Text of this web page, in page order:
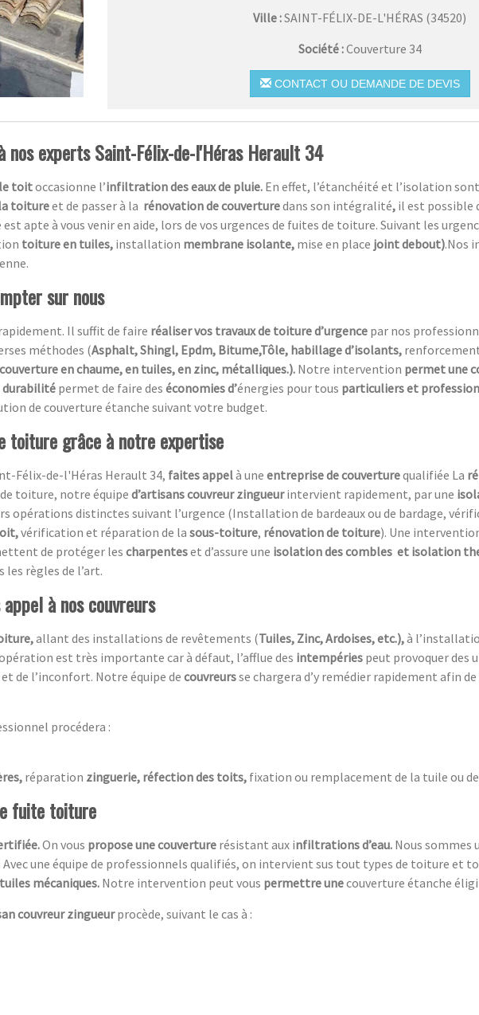
Ville :SAINT-FÉLIX-DE-L'HÉRAS (34520)
Société :Couverture 34
CONTACT OU DEMANDE DE DEVIS
experts Saint-Félix-de-l'Héras Herault 34
le toitoccasionne l’infiltration des eaux de pluie. En effet, l’étanchéité et l’isolation
toitureet de passer à la rénovation de couverturedans son intégralité, il est possible
apte à vous venir en aide, lors de vos urgences de fuites de toiture. Suivant les
toiture en tuiles, installation membrane isolante, mise en place joint debout).Nos
sur nous
Il suffit de faire réaliser vos travaux de toiture d’urgence par nos
méthodes (Asphalt, Shingl, Epdm, Bitume,Tôle, habillage d’isolants,
en chaume, en tuiles, en zinc, métalliques.). Notre intervention permet une
durabilité permet de faire des économies d’énergies pour tous particuliers et
de couverture étanche suivant votre budget.
toiture grâce à notre expertise
Félix-de-l'Héras Herault 34, faites appelà une entreprise de couverturequalifiée La
de toiture, notre équipe d’artisans couvreur zingueurintervient rapidement, par une
opérations distinctes suivant l’urgence (Installation de bardeaux ou de bardage,
vérification et réparation de la sous-toiture, rénovation de toiture). Une
de protéger lescharpenteset d’assure une isolation des combles et isolation
les règles de l’art.
à nos couvreurs
allant des installations de revêtements (Tuiles, Zinc, Ardoises, etc.),à
est très importante car à défaut, l’afflue des intempéries peut provoquer des
de l’inconfort. Notre équipe de couvreursse chargera d’y remédier rapidement afin
procédera :
réparation zinguerie, réfection des toits, fixation ou remplacement de la tuile ou
fuite toiture
On vous propose une couverture résistant aux infiltrations d’eau. Nous sommes
Avec une équipe de professionnels qualifiés, on intervient sus tout types de toiture et
tuiles mécaniques. Notre intervention peut vous permettre unecouverture étanche
couvreur zingueurprocède, suivant le cas à :